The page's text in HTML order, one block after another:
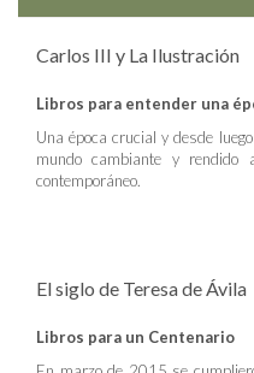
Carlos III y La Ilustración
Libros para entender una
Una época crucial y desde
mundo cambiante y
contemporáneo.
El siglo de Teresa de Ávila
Libros para un Centenario